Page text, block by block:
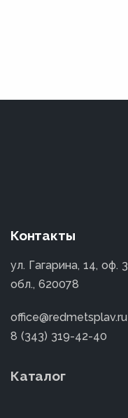
Контакты
ул. Гагарина, 14, оф.
обл., 620078
office@redmetsplav.ru
8 (343) 319-42-40
Каталог